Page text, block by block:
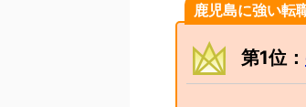
鹿児島に強い転
第1位：